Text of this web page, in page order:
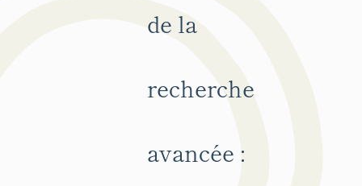
de la
recherche
avancée :